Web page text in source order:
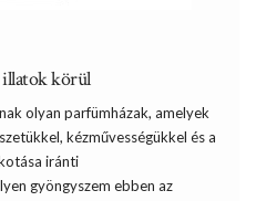
illatok körül
olyan parfümházak, amelyek
kézművességükkel és a
iránti
gyöngyszem ebben az